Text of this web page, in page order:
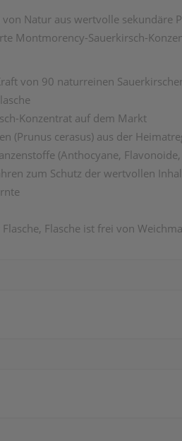
Natur aus wertvolle
Montmorency-Sauerkirsch-
von 90 naturreinen
Konzentrat auf dem Markt
(Prunus cerasus) aus der
(Anthocyane,
zum Schutz der wertvollen
Flasche ist frei von